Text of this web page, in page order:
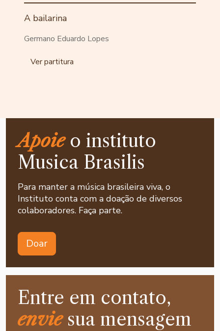
A bailarina
Germano Eduardo Lopes
Ver partitura
Apoieo instituto
Musica Brasilis
Para manter a música brasileira viva, o
Instituto conta com a doação de diversos
colaboradores. Faça parte.
Doar
Entre em contato,
enviesua mensagem